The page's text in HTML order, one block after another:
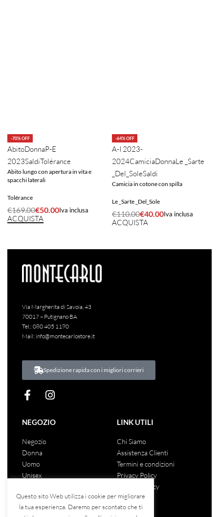
-70% OFF
AbitoDonnaP-E
2023SaldiTolérance
Abito lungo con apertura in vita e
spacchi laterali
Tolérance
€169.00€50.00Iva inclusa
ACQUISTA
-64% OFF
A-I 2023-
2024CamiciaDonnaLe _Sarte
_Del_SoleSaldi
Camicia in cotone con spilla
Le _Sarte _Del_Sole
€110.00€40.00Iva inclusa
ACQUISTA
Via Margherita di Savoia, 43
70017 – Putignano BA
Tel.: 080 405 1190
Mail: info@montecarlostore.it
Spedizione rapida con i migliori corrieri
NEGOZIO
Negozio
Donna
Uomo
Unisex
LINK UTILI
Chi Siamo
Assistenza Clienti
Termini e condizioni
Privacy Policy
Cookies Policy
Questo sito Web utilizza i cookie per migliorare
la tua esperienza. Daremo per scontato che ti